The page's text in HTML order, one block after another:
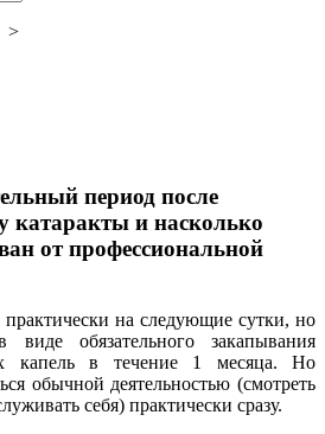
>
период после
катаракты и насколько
от профессиональной
практически на следующие сутки, но
виде обязательного закапывания
капель в течение 1 месяца. Но
обычной деятельностью (смотреть
себя) практически сразу.